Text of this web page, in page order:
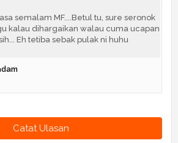
semalam MF....Betul tu, sure seronok
kalau dihargaikan walau cuma ucapan
Eh tetiba sebak pulak ni huhu
Catat Ulasan